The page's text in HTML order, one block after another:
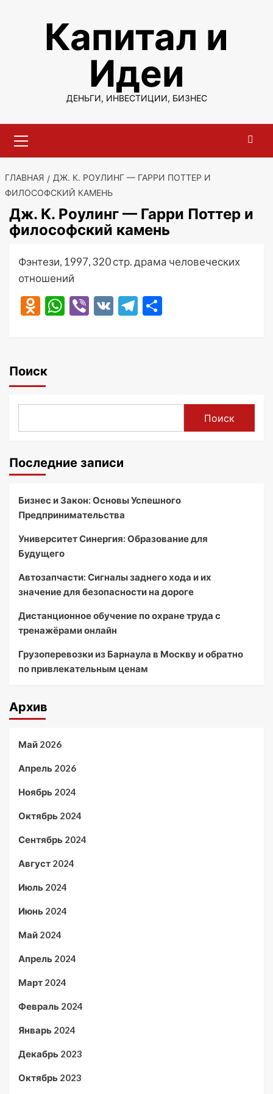
содержимомуКапитал и
Идеи
ДЕНЬГИ, ИНВЕСТИЦИИ, БИЗНЕС
меню
ГЛАВНАЯ
ДЖ. К. РОУЛИНГ — ГАРРИ ПОТТЕР И
ФИЛОСОФСКИЙ КАМЕНЬ
Дж. К. Роулинг — Гарри Поттер и
философский камень
Фэнтези, 1997, 320 стр. драма человеческих
отношений
Odnoklassniki
WhatsApp
Viber
VK Telegram
Поиск
Поиск
Последние записи
Бизнес и Закон: Основы Успешного
Предпринимательства
Университет Синергия: Образование для
Будущего
Автозапчасти: Сигналы заднего хода и их
значение для безопасности на дороге
Дистанционное обучение по охране труда с
тренажёрами онлайн
Грузоперевозки из Барнаула в Москву и обратно
по привлекательным ценам
Архив
Май 2026
Апрель 2026
Ноябрь 2024
Октябрь 2024
Сентябрь 2024
Август 2024
Июль 2024
Июнь 2024
Май 2024
Апрель 2024
Март 2024
Февраль 2024
Январь 2024
Декабрь 2023
Октябрь 2023